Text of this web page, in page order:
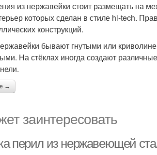
из нержавейки стоит размещать на
которых сделан в стиле hi-tech.
конструкций.
бывают гнутыми или
На стёклах иногда создают
→
заинтересовать
перил из нержавеющей